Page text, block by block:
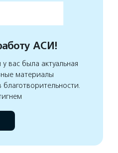
АСИ!
вас была актуальная
материалы